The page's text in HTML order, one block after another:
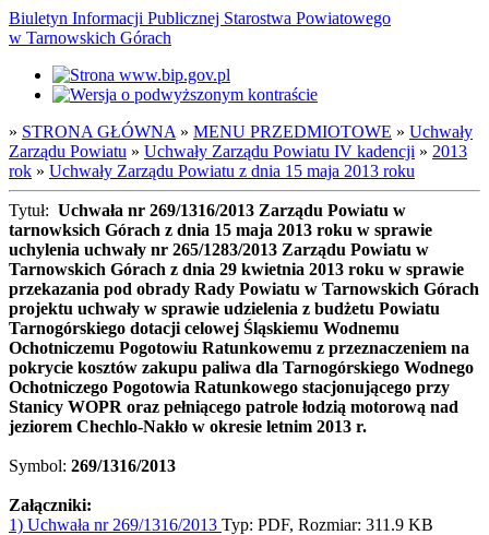
Biuletyn Informacji Publicznej Starostwa Powiatowego
w Tarnowskich Górach
» STRONA GŁÓWNA » MENU PRZEDMIOTOWE » Uchwały
Zarządu Powiatu » Uchwały Zarządu Powiatu IV kadencji » 2013
rok » Uchwały Zarządu Powiatu z dnia 15 maja 2013 roku
Tytuł: Uchwała nr 269/1316/2013 Zarządu Powiatu w
tarnowksich Górach z dnia 15 maja 2013 roku w sprawie
uchylenia uchwały nr 265/1283/2013 Zarządu Powiatu w
Tarnowskich Górach z dnia 29 kwietnia 2013 roku w sprawie
przekazania pod obrady Rady Powiatu w Tarnowskich Górach
projektu uchwały w sprawie udzielenia z budżetu Powiatu
Tarnogórskiego dotacji celowej Śląskiemu Wodnemu
Ochotniczemu Pogotowiu Ratunkowemu z przeznaczeniem na
pokrycie kosztów zakupu paliwa dla Tarnogórskiego Wodnego
Ochotniczego Pogotowia Ratunkowego stacjonującego przy
Stanicy WOPR oraz pełniącego patrole łodzią motorową nad
jeziorem Chechlo-Nakło w okresie letnim 2013 r.
Symbol: 269/1316/2013
Załączniki:
1) Uchwała nr 269/1316/2013 Typ: PDF, Rozmiar: 311.9 KB